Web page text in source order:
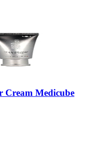
Cream Medicube